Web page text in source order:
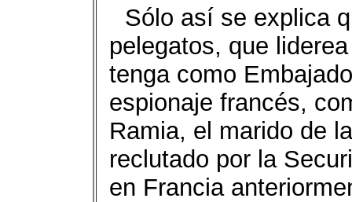
Sólo así se explica
pelegatos, que
tenga como
espionaje francés,
Ramia, el marido de
reclutado por la
en Francia